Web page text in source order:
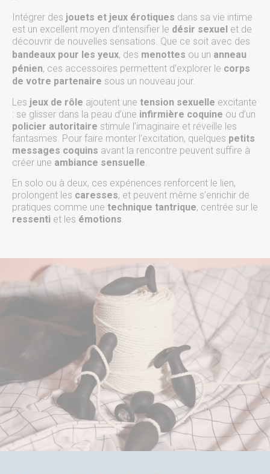
Intégrer des jouets et jeux érotiques dans sa vie intime
est un excellent moyen d’intensifier le désir sexuel et de
découvrir de nouvelles sensations. Que ce soit avec des
bandeaux pour les yeux, des menottes ou un anneau
pénien, ces accessoires permettent d’explorer le corps
de votre partenaire sous un nouveau jour.
Les jeux de rôle ajoutent une tension sexuelle excitante
: se glisser dans la peau d’une infirmière coquine ou d’un
policier autoritaire stimule l’imaginaire et réveille les
fantasmes. Pour faire monter l’excitation, quelques petits
messages coquins avant la rencontre peuvent suffire à
créer une ambiance sensuelle
En solo ou à deux, ces expériences renforcent le lien,
prolongent les caresses, et peuvent même s’enrichir de
pratiques comme une technique tantrique, centrée sur le
ressenti et les émotions.